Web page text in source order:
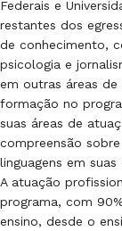
Federais e
restantes dos
de conhecimento,
psicologia e
em outras áreas
formação no
suas áreas de
compreensão
linguagens em
A atuação
programa, com
ensino, desde o